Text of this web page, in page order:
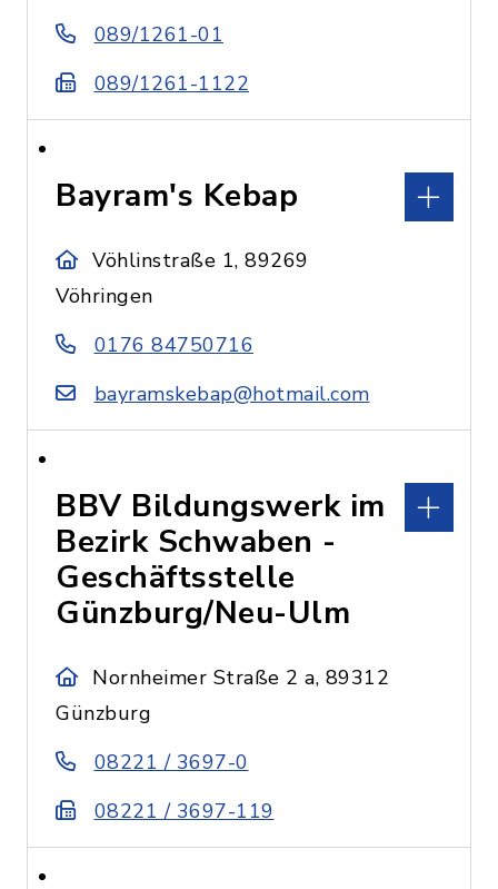
089/1261-01
089/1261-1122
Bayram's Kebap
Vöhlinstraße 1, 89269
Vöhringen
0176 84750716
bayramskebap@hotmail.com
BBV Bildungswerk im
Bezirk Schwaben -
Geschäftsstelle
Günzburg/Neu-Ulm
Nornheimer Straße 2 a, 89312
Günzburg
08221 / 3697-0
08221 / 3697-119